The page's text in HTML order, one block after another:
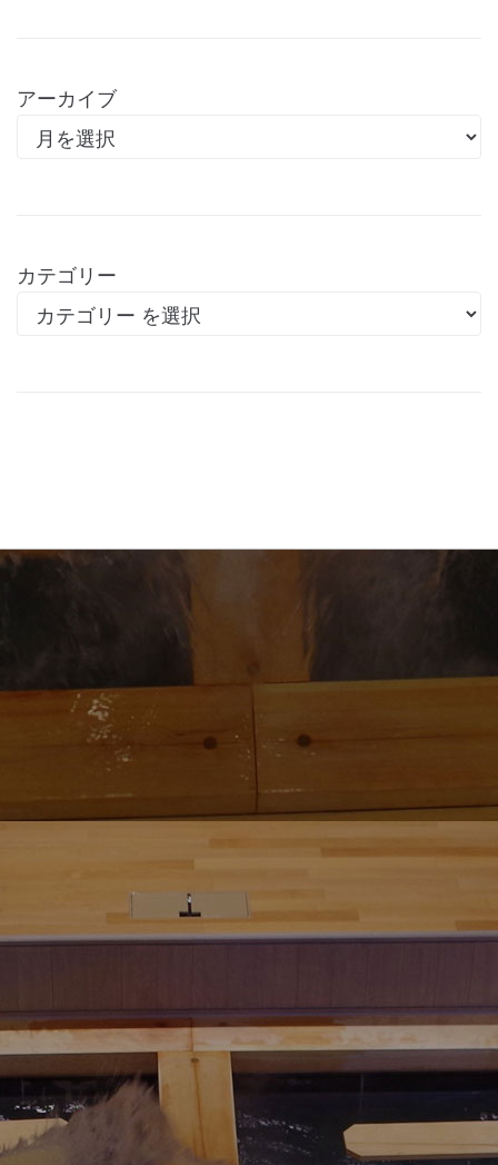
アーカイブ
カテゴリー